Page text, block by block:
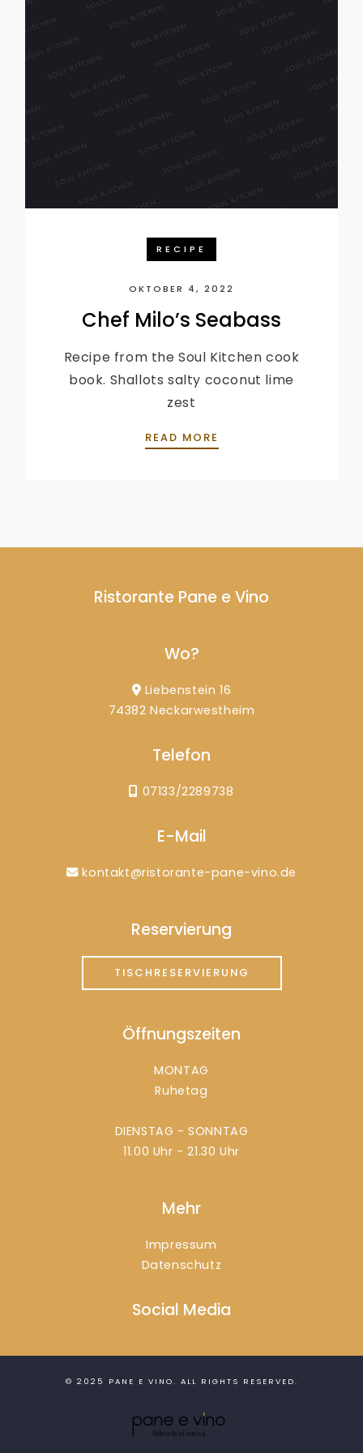
RECIPE
OKTOBER 4, 2022
Chef Milo’s Seabass
Recipe from the Soul Kitchen cook
book. Shallots salty coconut lime
zest
READ MORE
Ristorante Pane e Vino
Wo?
Liebenstein 16
74382 Neckarwestheim
Telefon
07133/2289738
E-Mail
kontakt@ristorante-pane-vino.de
Reservierung
TISCHRESERVIERUNG
Öffnungszeiten
MONTAG
Ruhetag
DIENSTAG - SONNTAG
11.00 Uhr - 21.30 Uhr
Mehr
Impressum
Datenschutz
Social Media
© 2025 PANE E VINO. ALL RIGHTS RESERVED.